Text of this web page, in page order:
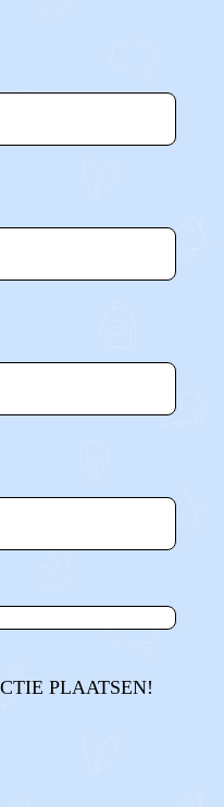
PLAATSEN!